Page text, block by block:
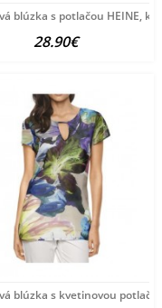
blúzka s potlačou HEINE,
28.90€
farebná
blúzka s kvetinovou